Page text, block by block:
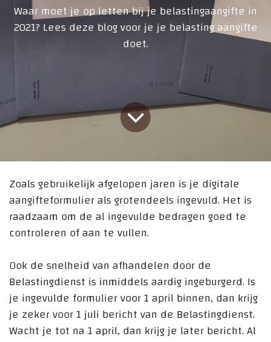
Waar moet je op letten bij je belastingaangifte in
2021? Lees deze blog voor je je belasting aangifte
doet.
Zoals gebruikelijk afgelopen jaren is je digitale
aangifteformulier als grotendeels ingevuld. Het is
raadzaam om de al ingevulde bedragen goed te
controleren of aan te vullen.
Ook de snelheid van afhandelen door de
Belastingdienst is inmiddels aardig ingeburgerd. Is
je ingevulde formulier voor 1 april binnen, dan krijg
je zeker voor 1 juli bericht van de Belastingdienst.
Wacht je tot na 1 april, dan krijg je later bericht. Al